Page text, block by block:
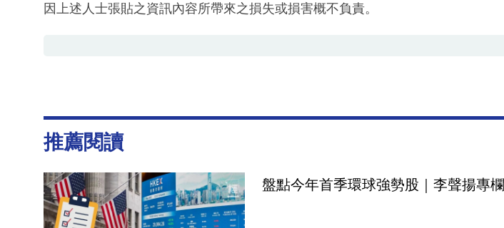
因上述人士張貼之資訊內容所帶來之損失或損害概不負責。
推薦閱讀
盤點今年首季環球強勢股｜李聲揚專欄